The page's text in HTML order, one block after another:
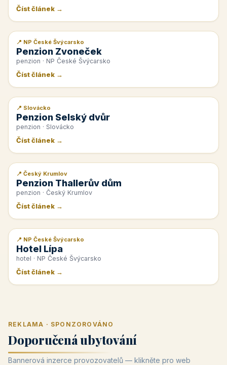
Číst článek →
📰 PR článek
📍 NP České Švýcarsko
Penzion Zvoneček
penzion · NP České Švýcarsko
Číst článek →
📰 PR článek
📍 Slovácko
Penzion Selský dvůr
penzion · Slovácko
Číst článek →
📰 PR článek
📍 Český Krumlov
Penzion Thallerův dům
penzion · Český Krumlov
Číst článek →
📰 PR článek
📍 NP České Švýcarsko
Hotel Lípa
hotel · NP České Švýcarsko
Číst článek →
REKLAMA · SPONZOROVÁNO
Doporučená ubytování
Bannerová inzerce provozovatelů — klikněte pro web